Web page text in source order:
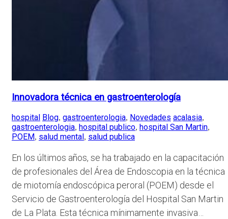
Innovadora técnica en gastroenterología
hospital Blog, gastroenterologia, Novedades acalasia,
gastroenterologia, hospital publico, hospital San Martin,
POEM, salud mental , salud publica
En los últimos años, se ha trabajado en la capacitación
de profesionales del Área de Endoscopia en la técnica
de miotomía endoscópica peroral (POEM) desde el
Servicio de Gastroenterología del Hospital San Martin
de La Plata. Esta técnica mínimamente invasiva…